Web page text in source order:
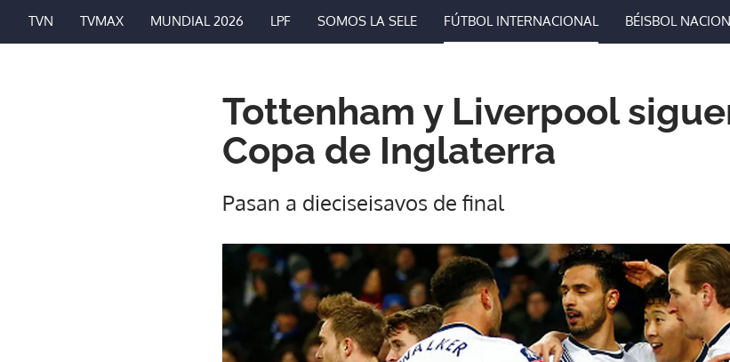
TVN TVMAX MUNDIAL 2026 LPF SOMOS LA SELE FÚTBOL INTERNACIONAL BÉISBOL
Tottenham y Liverpool
Copa de Inglaterra
Pasan a dieciseisavos de final